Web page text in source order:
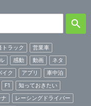
トラック
営業車
感動 動画
ネタ
イク アプリ
車中泊
F1
知っておきたい
レーシングドライバー